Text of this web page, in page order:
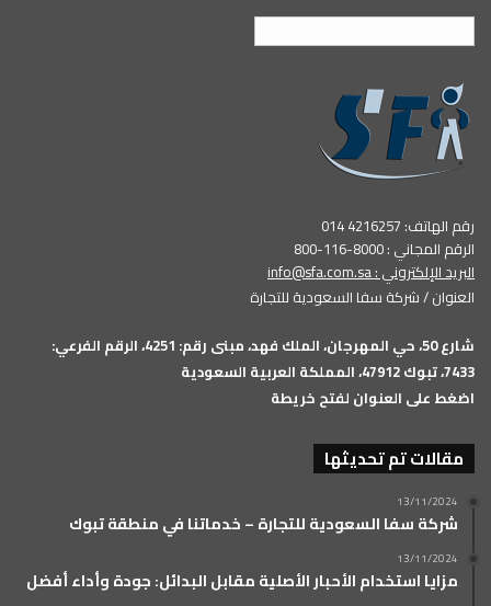
رقم الهاتف: 4216257 014
الرقم المجاني : 8000-116-800
البريد الإلكتروني :info@sfa.com.sa
العنوان / شركة سفا السعودية للتجارة
شارع 50، حي المهرجان، الملك فهد، مبنى رقم: 4251، الرقم الفرعي:
7433، تبوك 47912، المملكة العربية السعودية
اضغط على العنوان لفتح خريطة
مقالات تم تحديثها
13/11/2024
شركة سفا السعودية للتجارة – خدماتنا في منطقة تبوك
13/11/2024
مزايا استخدام الأحبار الأصلية مقابل البدائل: جودة وأداء أفضل